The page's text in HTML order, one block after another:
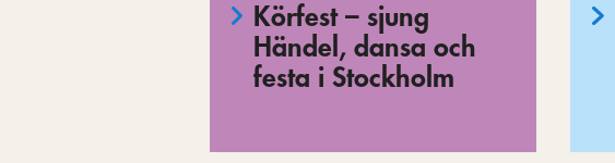
Körfest – sjung
Händel, dansa och
festa i Stockholm